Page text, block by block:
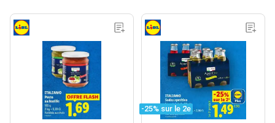
-25% sur le 2e